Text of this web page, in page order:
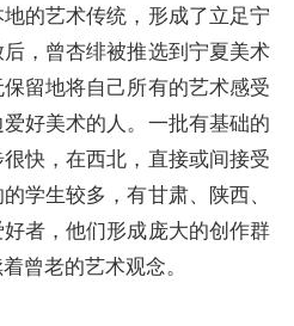
的艺术传统，形成了立足宁
，曾杏绯被推选到宁夏美术
留地将自己所有的艺术感受
好美术的人。一批有基础的
快，在西北，直接或间接受
学生较多，有甘肃、陕西、
者，他们形成庞大的创作群
曾老的艺术观念。